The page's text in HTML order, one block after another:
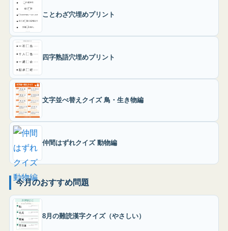
ことわざ穴埋めプリント
四字熟語穴埋めプリント
文字並べ替えクイズ 鳥・生き物編
仲間はずれクイズ 動物編
今月のおすすめ問題
8月の難読漢字クイズ（やさしい）